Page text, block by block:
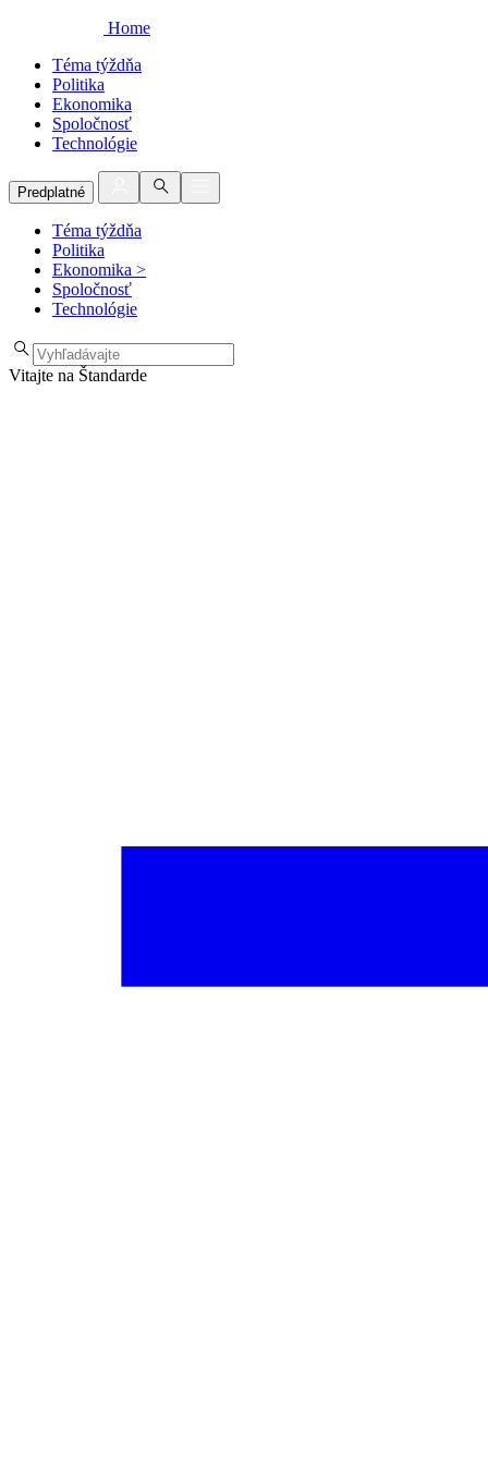
Home
Téma týždňa
Politika
Ekonomika
Spoločnosť
Technológie
Predplatné
Téma týždňa
Politika
Ekonomika >
Spoločnosť
Technológie
Vitajte na Štandarde